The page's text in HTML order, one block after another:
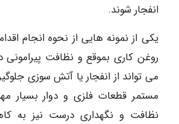
انفجار شوند.
یکی از نمونه هایی از نحوه انجام
روغن کاری بموقع و نظافت
می تواند از انفجار یا آتش سوزی
مستمر قطعات فلزی و دوار بسیار
نظافت و نگهداری درست نیز به